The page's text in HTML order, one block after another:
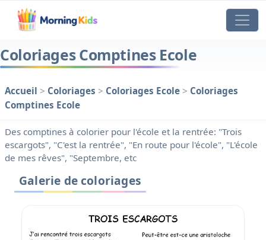
Coloriages Comptines Ecole
Accueil > Coloriages > Coloriages Ecole > Coloriages
Comptines Ecole
Des comptines à colorier pour l'école et la rentrée: "Trois
escargots", "C'est la rentrée", "En route pour l'école", "L'école
de mes rêves", "Septembre, etc
Galerie de coloriages